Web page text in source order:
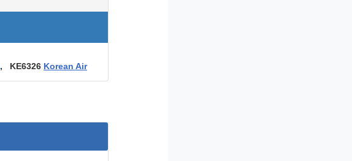
, KE6326 Korean Air